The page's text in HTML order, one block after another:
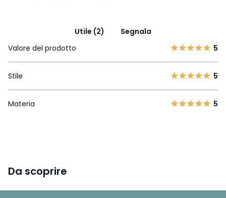
Utile (2)
Segnala
Valore del prodotto
5
Stile 5
Materia 5
Da scoprire